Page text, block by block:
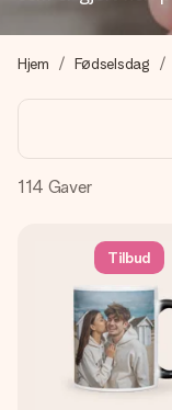
Lav noget særligt
billede af dig eller
Intet besvær men
øjeblikket.
Hjem Fødselsdag
114 Gaver
Tilbud